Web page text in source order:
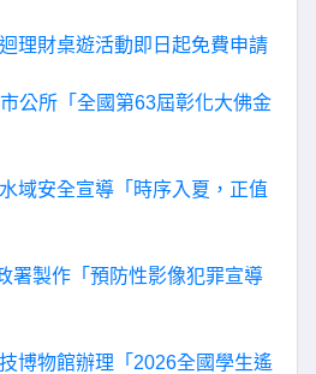
理財桌遊活動即日起免費申請
公所「全國第63屆彰化大佛金
域安全宣導「時序入夏，正值
署製作「預防性影像犯罪宣導
博物館辦理「2026全國學生遙